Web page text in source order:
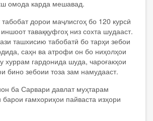
омода карда мешавад.
дорои маҷлисгоҳ бо 120 курсӣ
таваққуфгоҳ низ сохта шудааст.
ташхисию табобатӣ бо тарҳи зебои
саҳн ва атрофи он бо ниҳолҳои
хуррам гардонида шуда, чароғакҳои
бино зебоии тоза зам намудааст.
ба Сарвари давлат муҳтарам
ғамхориҳои пайваста изҳори